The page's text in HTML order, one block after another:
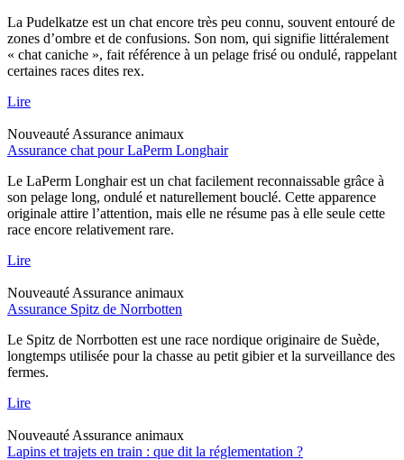
La Pudelkatze est un chat encore très peu connu, souvent entouré de
zones d’ombre et de confusions. Son nom, qui signifie littéralement
« chat caniche », fait référence à un pelage frisé ou ondulé, rappelant
certaines races dites rex.
Lire
Nouveauté Assurance animaux
Assurance chat pour LaPerm Longhair
Le LaPerm Longhair est un chat facilement reconnaissable grâce à
son pelage long, ondulé et naturellement bouclé. Cette apparence
originale attire l’attention, mais elle ne résume pas à elle seule cette
race encore relativement rare.
Lire
Nouveauté Assurance animaux
Assurance Spitz de Norrbotten
Le Spitz de Norrbotten est une race nordique originaire de Suède,
longtemps utilisée pour la chasse au petit gibier et la surveillance des
fermes.
Lire
Nouveauté Assurance animaux
Lapins et trajets en train : que dit la réglementation ?